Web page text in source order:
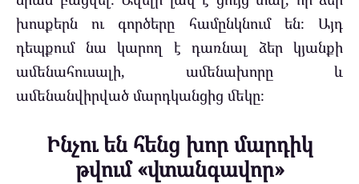
խոսքերն ու գործերը համընկնում են։ Այդ
դեպքում նա կարող է դառնալ ձեր կյանքի
ամենահուսալի, ամենախորը և
ամենանվիրված մարդկանցից մեկը։
Ինչու են հենց խոր մարդիկ
թվում «վտանգավոր»